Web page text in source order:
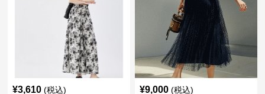
¥3,610 (税込) ¥9,000 (税込)